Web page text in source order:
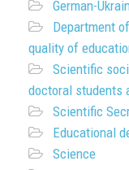
German-
Department
quality of
Scientific
doctoral students
Scientific
Educational
Science